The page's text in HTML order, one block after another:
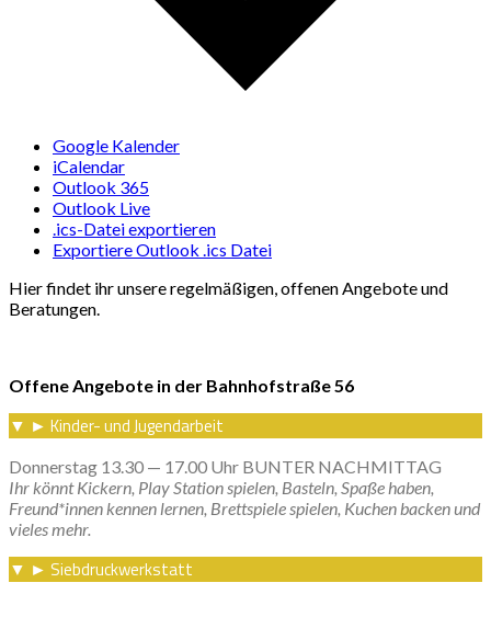
Google Kalender
iCalendar
Outlook 365
Outlook Live
.ics-Datei exportieren
Exportiere Outlook .ics Datei
Hier findet ihr unsere regelmäßigen, offenen Angebote und
Beratungen.
Offene Angebote in der Bahnhofstraße 56
▼ ► Kinder- und Jugendarbeit
Donnerstag 13.30 — 17.00 Uhr BUNTER NACHMITTAG
Ihr könnt Kickern, Play Station spielen, Basteln, Spaße haben,
Freund*innen kennen lernen, Brettspiele spielen, Kuchen backen und
vieles mehr.
▼ ► Siebdruckwerkstatt